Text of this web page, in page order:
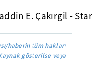
E. Çakırgil - Star
haberin tüm hakları
gösterilse veya